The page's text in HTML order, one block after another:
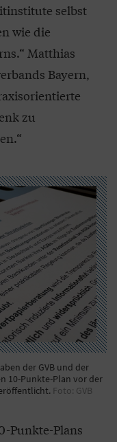
selbst
wie die
Matthias
Bayern,
zu
der GVB und der
10-Punkte-Plan vor der
Foto: GVB
Punkte-Plans